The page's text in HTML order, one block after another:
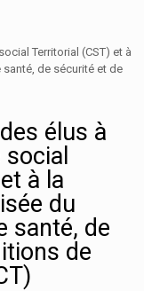
Territorial (CST) et à
de sécurité et de
élus à
à la
du
santé, de
de